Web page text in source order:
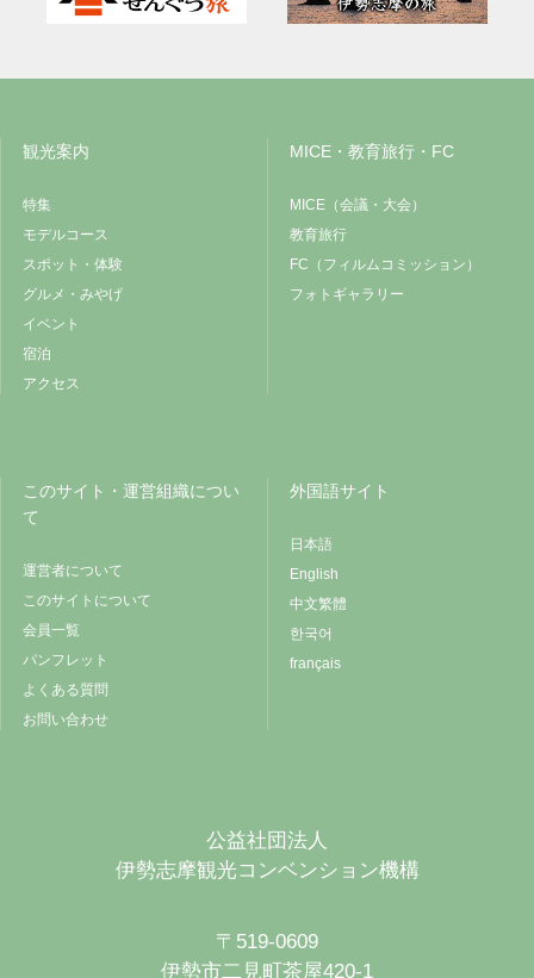
観光案内
特集
モデルコース
スポット・体験
グルメ・みやげ
イベント
宿泊
アクセス
MICE・教育旅行・FC
MICE（会議・大会）
教育旅行
FC（フィルムコミッション）
フォトギャラリー
このサイト・運営組織につい
て
運営者について
このサイトについて
会員一覧
パンフレット
よくある質問
お問い合わせ
外国語サイト
日本語
English
中文繁體
한국어
français
公益社団法人
伊勢志摩観光コンベンション機構
〒519-0609
伊勢市二見町茶屋420-1